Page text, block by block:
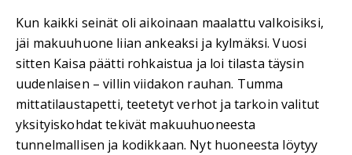
Kun kaikki seinät oli aikoinaan maalattu valkoisiksi,
jäi makuuhuone liian ankeaksi ja kylmäksi. Vuosi
sitten Kaisa päätti rohkaistua ja loi tilasta täysin
uudenlaisen – villin viidakon rauhan. Tumma
mittatilaustapetti, teetetyt verhot ja tarkoin valitut
yksityiskohdat tekivät makuuhuoneesta
tunnelmallisen ja kodikkaan. Nyt huoneesta löytyy